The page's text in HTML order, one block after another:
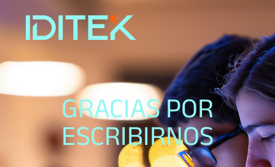
GRACIAS POR
ESCRIBIRNOS